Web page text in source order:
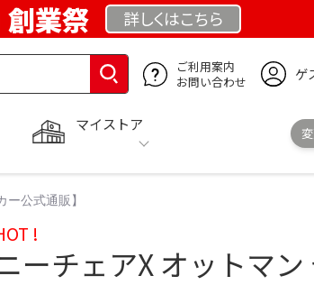
業祭 詳しくはこちら
ご利用案内
お問い合わせ
ゲ
マイストア
公式通販】
!
ーチェアX オットマン